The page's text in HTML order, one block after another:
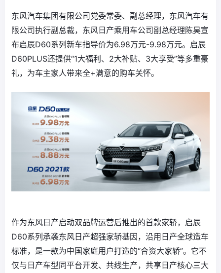
东风汽车集团有限公司党委常委、副总经理，东风汽车有
限公司执行副总裁，东风日产乘用车公司副总经理陈昊宣
布启辰D60系列新车指导价为6.98万元-9.98万元。启辰
D60PLUS还提供“1大福利、2大补贴、3大享受”等多重豪
礼，为车主家人带来全+满意的购车关怀。
作为东风日产启动双品牌运营后推出的首款家轿，启辰
D60系列承袭东风日产超强家轿基因，沿用日产全球造车
标准，是一款为中国家庭用户打造的“合资大家轿”。它不
仅与日产车型同平台开发、共线生产，共享日产核心三大